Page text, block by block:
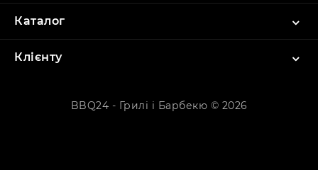
Каталог
Клієнту
BBQ24 - Грилі і Барбекю © 2026